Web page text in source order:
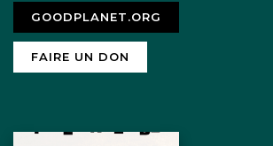
GOODPLANET.ORG
FAIRE UN DON